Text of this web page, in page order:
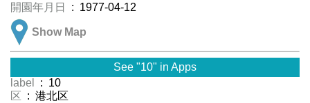
開園年月日
: 1977-04-12
Show Map
See "10" in Apps
label
: 10
区 : 港北区